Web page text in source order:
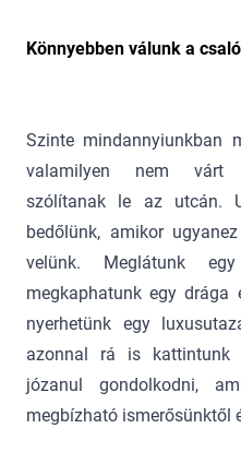
Könnyebben válunk a
Szinte mindannyiunkban
valamilyen nem várt
szólítanak le az utcán.
bedőlünk, amikor
velünk. Meglátunk
megkaphatunk egy drága
nyerhetünk egy
azonnal rá is kattintunk
józanul gondolkodni,
megbízható ismerősünktől